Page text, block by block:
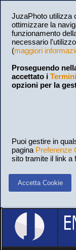
JuzaPhoto utilizza
ottimizzare la
funzionamento
necessario
(maggiori
Proseguendo
accettato i
opzioni per la
Puoi gestire in
pagina Preferenze
sito tramite il link a
Accetta Cookie